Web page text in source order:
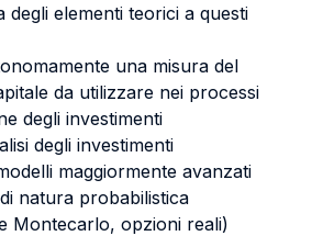
degli elementi teorici a questi
una misura del
da utilizzare nei processi
degli investimenti
degli investimenti
maggiormente avanzati
natura probabilistica
Montecarlo, opzioni reali)